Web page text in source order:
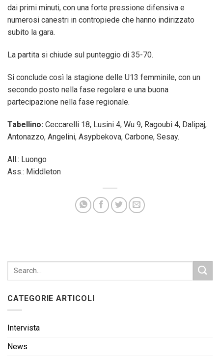
dai primi minuti, con una forte pressione difensiva e
numerosi canestri in contropiede che hanno indirizzato
subito la gara.
La partita si chiude sul punteggio di 35-70.
Si conclude così la stagione delle U13 femminile, con un
secondo posto nella fase regolare e una buona
partecipazione nella fase regionale.
Tabellino: Ceccarelli 18, Lusini 4, Wu 9, Ragoubi 4, Dalipaj,
Antonazzo, Angelini, Asypbekova, Carbone, Sesay.
All.: Luongo
Ass.: Middleton
CATEGORIE ARTICOLI
Intervista
News